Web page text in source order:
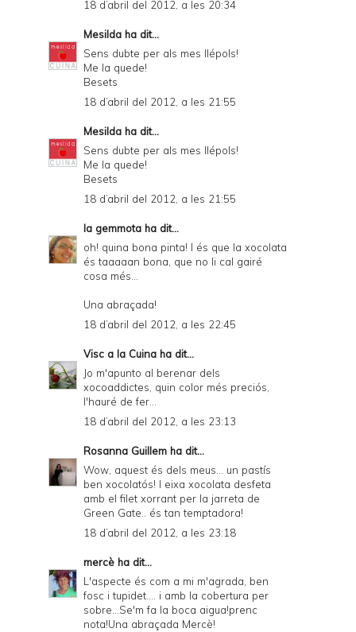
18 d’abril del 2012, a les 20:34
Mesilda ha dit...
Sens dubte per als mes llépols!
Me la quede!
Besets
18 d’abril del 2012, a les 21:55
Mesilda ha dit...
Sens dubte per als mes llépols!
Me la quede!
Besets
18 d’abril del 2012, a les 21:55
la gemmota ha dit...
oh! quina bona pinta! I és que la xocolata
és taaaaan bona, que no li cal gairé
cosa més...
Una abraçada!
18 d’abril del 2012, a les 22:45
Visc a la Cuina ha dit...
Jo m'apunto al berenar dels
xocoaddictes, quin color més preciós,
l'hauré de fer...
18 d’abril del 2012, a les 23:13
Rosanna Guillem ha dit...
Wow, aquest és dels meus... un pastís
ben xocolatós! I eixa xocolata desfeta
amb el filet xorrant per la jarreta de
Green Gate.. és tan temptadora!
18 d’abril del 2012, a les 23:18
mercè ha dit...
L'aspecte és com a mi m'agrada, ben
fosc i tupidet.... i amb la cobertura per
sobre...Se'm fa la boca aigua!prenc
nota!Una abraçada Mercè!